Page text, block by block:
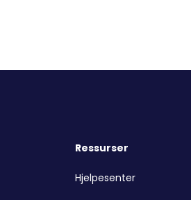
Ressurser
Hjelpesenter